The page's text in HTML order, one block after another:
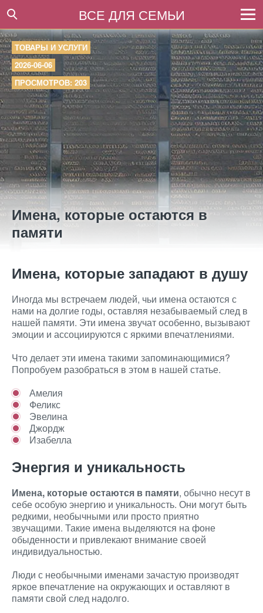
ВСЕ ДЛЯ СЕМЬИ
ТОВАРЫ И УСЛУГИ
2026-06-06
ПРОСМОТРОВ: 203
Имена, которые остаются в
памяти
Имена, которые западают в душу
Иногда мы встречаем людей, чьи имена остаются с
нами на долгие годы, оставляя незабываемый след в
нашей памяти. Эти имена звучат особенно, вызывают
эмоции и ассоциируются с яркими впечатлениями.
Что делает эти имена такими запоминающимися?
Попробуем разобраться в этом в нашей статье.
Амелия
Феликс
Эвелина
Джордж
Изабелла
Энергия и уникальность
Имена, которые остаются в памяти, обычно несут в
себе особую энергию и уникальность. Они могут быть
редкими, необычными или просто приятно
звучащими. Такие имена выделяются на фоне
обыденности и привлекают внимание своей
индивидуальностью.
Люди с необычными именами зачастую производят
яркое впечатление на окружающих и оставляют в
памяти свой след надолго.